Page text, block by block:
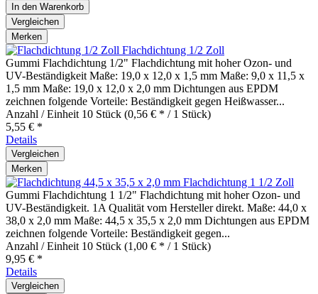
In den Warenkorb
Vergleichen
Merken
Flachdichtung 1/2 Zoll
Gummi Flachdichtung 1/2" Flachdichtung mit hoher Ozon- und
UV-Beständigkeit Maße: 19,0 x 12,0 x 1,5 mm Maße: 9,0 x 11,5 x
1,5 mm Maße: 19,0 x 12,0 x 2,0 mm Dichtungen aus EPDM
zeichnen folgende Vorteile: Beständigkeit gegen Heißwasser...
Anzahl / Einheit 10 Stück (0,56 € * / 1 Stück)
5,55 € *
Details
Vergleichen
Merken
Flachdichtung 1 1/2 Zoll
Gummi Flachdichtung 1 1/2" Flachdichtung mit hoher Ozon- und
UV-Beständigkeit. 1A Qualität vom Hersteller direkt. Maße: 44,0 x
38,0 x 2,0 mm Maße: 44,5 x 35,5 x 2,0 mm Dichtungen aus EPDM
zeichnen folgende Vorteile: Beständigkeit gegen...
Anzahl / Einheit 10 Stück (1,00 € * / 1 Stück)
9,95 € *
Details
Vergleichen